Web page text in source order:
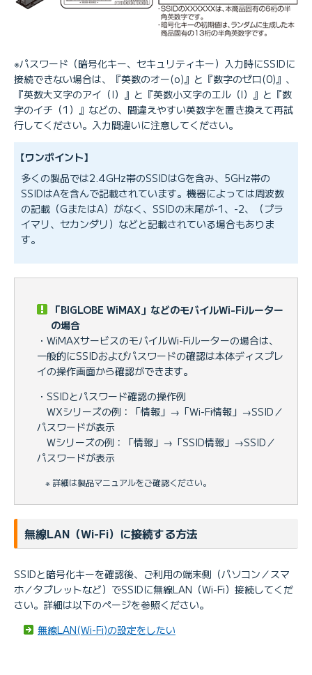
※パスワード（暗号化キー、セキュリティキー）入力時にSSIDに
接続できない場合は、『英数のオー(o)』と『数字のゼロ(0)』、
『英数大文字のアイ（I）』と『英数小文字のエル（l）』と『数
字のイチ（1）』などの、間違えやすい英数字を置き換えて再試
行してください。入力間違いに注意してください。
【ワンポイント】
多くの製品では2.4GHz帯のSSIDはGを含み、5GHz帯の
SSIDはAを含んで記載されています。機器によっては周波数
の記載（GまたはA）がなく、SSIDの末尾が-1、-2、（プラ
イマリ、セカンダリ）などと記載されている場合もありま
す。
「BIGLOBE WiMAX」などのモバイルWi-Fiルーター
の場合
・WiMAXサービスのモバイルWi-Fiルーターの場合は、
一般的にSSIDおよびパスワードの確認は本体ディスプレ
イの操作画面から確認ができます。
・SSIDとパスワード確認の操作例
WXシリーズの例：「情報」→「Wi-Fi情報」→SSID／
パスワードが表示
Wシリーズの例：「情報」→「SSID情報」→SSID／
パスワードが表示
※ 詳細は製品マニュアルをご確認ください。
無線LAN（Wi-Fi）に接続する方法
SSIDと暗号化キーを確認後、ご利用の端末側（パソコン／スマ
ホ／タブレットなど）でSSIDに無線LAN（Wi-Fi）接続してくだ
さい。詳細は以下のページを参照ください。
無線LAN(Wi-Fi)の設定をしたい